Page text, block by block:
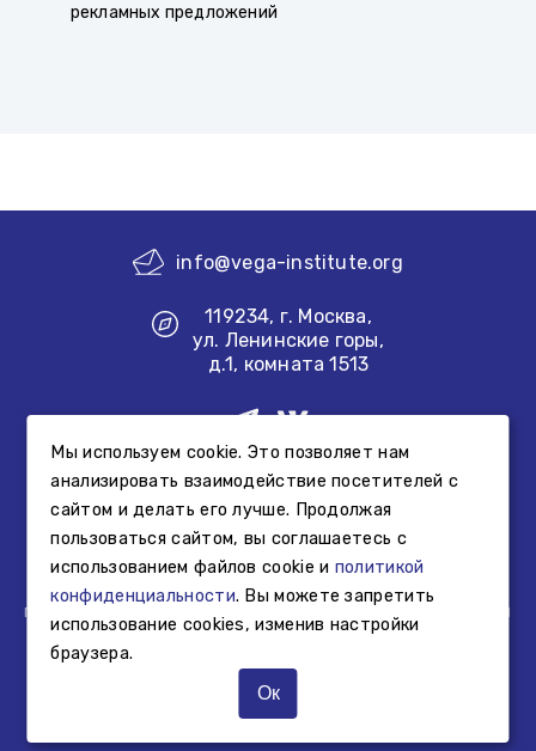
рекламных предложений
info@vega-institute.org
119234, г. Москва,
ул. Ленинские горы,
д.1, комната 1513
Создание сайта
Информация, размещенная на сайте Фонда, не является
свидетельством осуществления образовательной или
просветительской деятельности Фонда, а представляет
собой информацию об образовательной или
просветительской деятельности, осуществляемой иными
третьими лицами.
© Фонд «Институт «Вега», 2025 г.
Мы используем cookie. Это позволяет нам
анализировать взаимодействие посетителей с
сайтом и делать его лучше. Продолжая
пользоваться сайтом, вы соглашаетесь с
использованием файлов cookie и политикой
конфиденциальности. Вы можете запретить
использование cookies, изменив настройки
браузера.
Ок